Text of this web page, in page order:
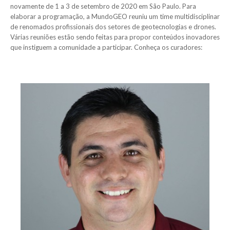
novamente de 1 a 3 de setembro de 2020 em São Paulo. Para
elaborar a programação, a MundoGEO reuniu um time multidisciplinar
de renomados profissionais dos setores de geotecnologias e drones.
Várias reuniões estão sendo feitas para propor conteúdos inovadores
que instiguem a comunidade a participar. Conheça os curadores: